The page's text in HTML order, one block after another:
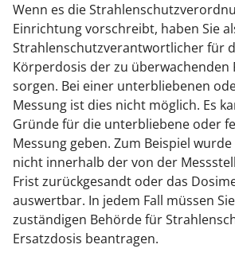
Wenn es die
Einrichtung vorschreibt, haben Sie
Strahlenschutzverantwortlicher für
Körperdosis der zu überwachenden
sorgen. Bei einer unterbliebenen
Messung ist dies nicht möglich. Es
Gründe für die unterbliebene oder
Messung geben. Zum Beispiel
nicht innerhalb der von der
Frist zurückgesandt oder das
auswertbar. In jedem Fall müssen
zuständigen Behörde für
Ersatzdosis beantragen.